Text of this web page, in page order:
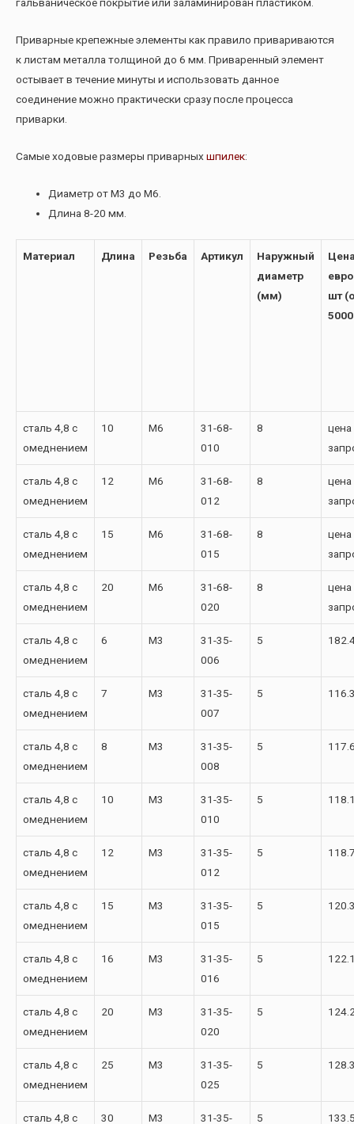
Приварные крепежные элементы как правило привариваются
к листам металла толщиной до 6 мм. Приваренный элемент
остывает в течение минуты и использовать данное
соединение можно практически сразу после процесса
приварки.
Самые ходовые размеры приварных шпилек:
Диаметр от М3 до М6.
Длина 8-20 мм.
Материал Длина Резьба Артикул
Наружный
диаметр
(мм)
шт
сталь 4,8 с
омеднением
10 М6
31-68-
010
8
цена
сталь 4,8 с
омеднением
12 М6
31-68-
012
8
цена
сталь 4,8 с
омеднением
15 М6
31-68-
015
8
цена
сталь 4,8 с
омеднением
20 М6
31-68-
020
8
цена
сталь 4,8 с
омеднением
6 М3
31-35-
006
5
сталь 4,8 с
омеднением
7 М3
31-35-
007
5
сталь 4,8 с
омеднением
8 М3
31-35-
008
5
сталь 4,8 с
омеднением
10 М3
31-35-
010
5
сталь 4,8 с
омеднением
12 М3
31-35-
012
5
сталь 4,8 с
омеднением
15 М3
31-35-
015
5
сталь 4,8 с
омеднением
16 М3
31-35-
016
5
сталь 4,8 с
омеднением
20 М3
31-35-
020
5
сталь 4,8 с
омеднением
25 М3
31-35-
025
5
сталь 4,8 с 30 М3 31-35- 5